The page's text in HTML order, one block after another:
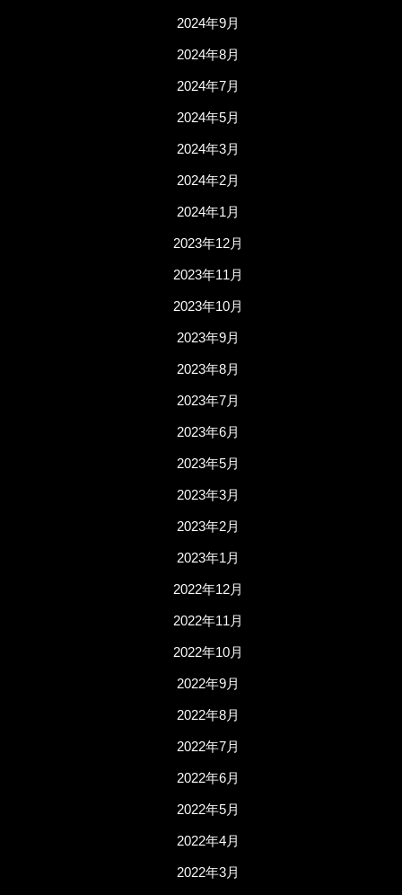
2024年9月
2024年8月
2024年7月
2024年5月
2024年3月
2024年2月
2024年1月
2023年12月
2023年11月
2023年10月
2023年9月
2023年8月
2023年7月
2023年6月
2023年5月
2023年3月
2023年2月
2023年1月
2022年12月
2022年11月
2022年10月
2022年9月
2022年8月
2022年7月
2022年6月
2022年5月
2022年4月
2022年3月